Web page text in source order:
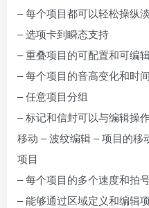
– 每个项目都可以轻松操纵
– 选项卡到瞬态支持
– 重叠项目的可配置和可编
– 每个项目的音高变化和时
– 任意项目分组
– 标记和信封可以与编辑操
移动 – 波纹编辑 – 项目的移
项目
– 每个项目的多个速度和拍
– 能够通过区域定义和编辑